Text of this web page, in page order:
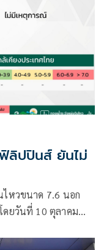
ลิปปินส์ ยันไม่
หวขนาด 7.6 นอก
ดยวันที่ 10 ตุลาคม